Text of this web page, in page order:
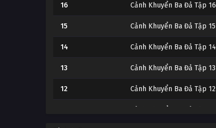
16 Cảnh Khuyển Ba Đả Tập 16
15 Cảnh Khuyển Ba Đả Tập 15
14 Cảnh Khuyển Ba Đả Tập 14
13 Cảnh Khuyển Ba Đả Tập 13
12 Cảnh Khuyển Ba Đả Tập 12